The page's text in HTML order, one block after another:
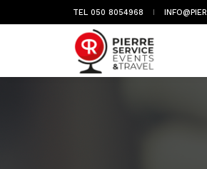
TEL 050 8054968